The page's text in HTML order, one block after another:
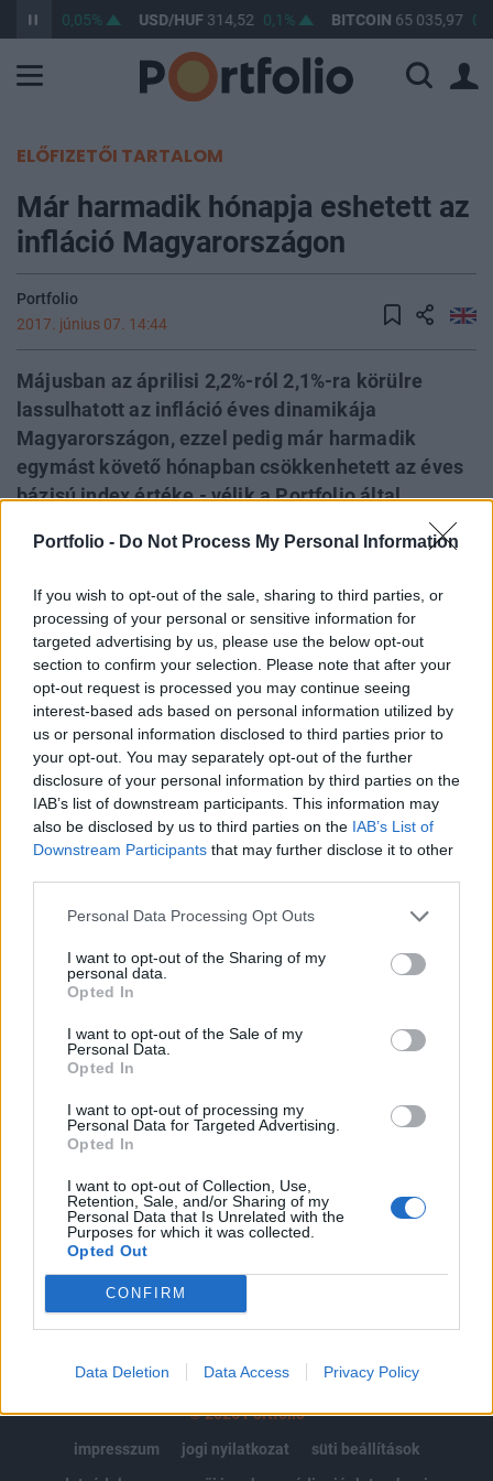
Portfolio - Do Not Process My Personal Information
If you wish to opt-out of the sale, sharing to third parties, or
processing of your personal or sensitive information for
targeted advertising by us, please use the below opt-out
section to confirm your selection. Please note that after your
opt-out request is processed you may continue seeing
interest-based ads based on personal information utilized by
us or personal information disclosed to third parties prior to
your opt-out. You may separately opt-out of the further
disclosure of your personal information by third parties on the
IAB’s list of downstream participants. This information may
also be disclosed by us to third parties on the IAB’s List of
Downstream Participants that may further disclose it to other
Personal Data Processing Opt Outs
I want to opt-out of the Sharing of my
personal data.
Opted In
I want to opt-out of the Sale of my
Personal Data.
Opted In
I want to opt-out of processing my
Personal Data for Targeted Advertising.
Opted In
I want to opt-out of Collection, Use,
Retention, Sale, and/or Sharing of my
Personal Data that Is Unrelated with the
Purposes for which it was collected.
Opted Out
CONFIRM
Data Deletion Data Access Privacy Policy
363,34 0,05% USD/HUF314,52 0,1% BITCOIN 65 035,97
ELŐFIZETŐI TARTALOM
Már harmadik hónapja eshetett az
infláció Magyarországon
Portfolio
2017. június 07. 14:44
Májusban az áprilisi 2,2%-ról 2,1%-ra körülre
lassulhatott az infláció éves dinamikája
Magyarországon, ezzel pedig már harmadik
egymást követő hónapban csökkenhetett az éves
bázisú index értéke - vélik a Portfolio által
megkérdezett elemzők. Szinte biztos, hogy idén
már nem fogja elérni az árszínvonal-emelkedés
legkorábban jövő tavasszal kerülhet sor.
Áprilisban 2,2%-ra esett az éves bázisú inflációs mutató
értéke Magyarországon, ezzel pedig már második egymást
követő hónapja mérséklődött az árdinamika, egyre
messzebb kerülve a Magyar Nemzeti Bank 3%-os
célértékétől. Az infláció mérséklődésének elsődleges oka a
bázishatásban keresendő, tavaly áprilisban nagyot
emelkedtek az üzemanyagárak, ami a viszonyítási...
KEDVES OLVASÓNK!
A keresett cikk a portfolio.hu hírarchívumához
tartozik, melynek olvasása előfizetéses
regisztrációhoz kötött.
Az előfizetés a következőket tartalmazza:
Portfolio.hu teljes cikkarchívum
Kötéslisták: BÉT elmúlt 2 év napon belüli
kötéslistái
MÁR ELŐFIZETŐNK VAGY?BEJELENTKEZÉS
© 2026 Portfolio
impresszum
jogi nyilatkozat
süti beállítások